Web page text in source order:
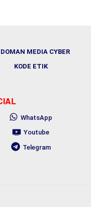
MEDIA CYBER
KODE ETIK
WhatsApp
Youtube
Telegram